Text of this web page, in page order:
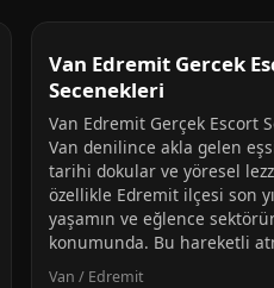
Van Edremit Gercek
Secenekleri
Van Edremit Gerçek Escort
Van denilince akla gelen
tarihi dokular ve yöresel
özellikle Edremit ilçesi son
yaşamın ve eğlence
konumunda. Bu hareketli
Van / Edremit